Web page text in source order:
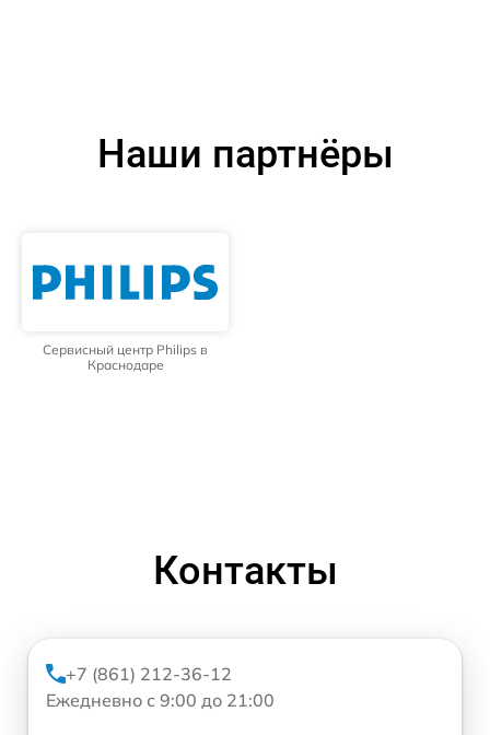
Наши партнёры
Сервисный центр Philips в
Краснодаре
Контакты
+7 (861) 212-36-12
Ежедневно с 9:00 до 21:00